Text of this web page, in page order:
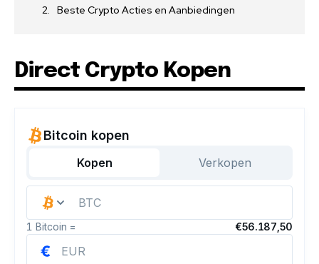
Beste Crypto Acties en Aanbiedingen
Direct Crypto Kopen